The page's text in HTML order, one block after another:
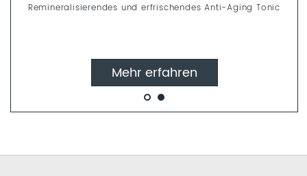
Verwöhnendes Reinigungsmousse mit kristallisiertem
Mehr erfahren